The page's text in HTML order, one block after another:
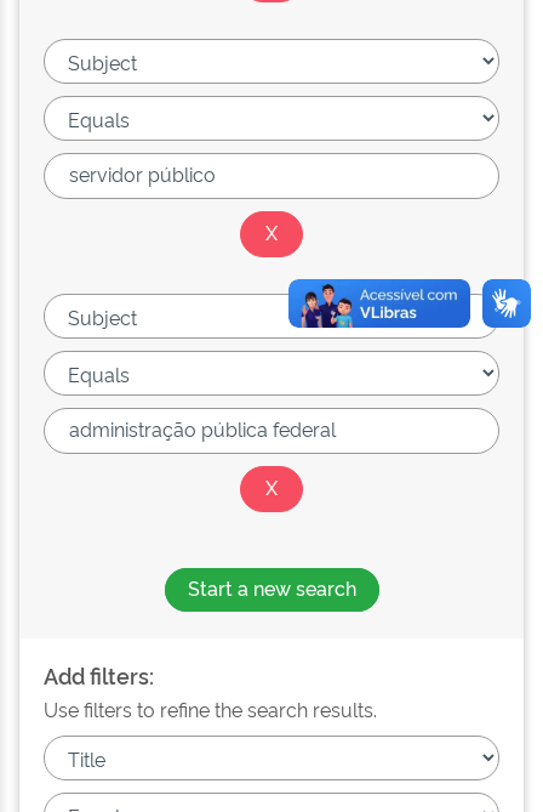
Start a new search
Add filters:
Use filters to refine the search results.